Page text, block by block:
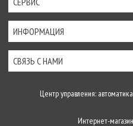
ИНФОРМАЦИЯ
СВЯЗЬ С НАМИ
Центр управления:
Интернет-